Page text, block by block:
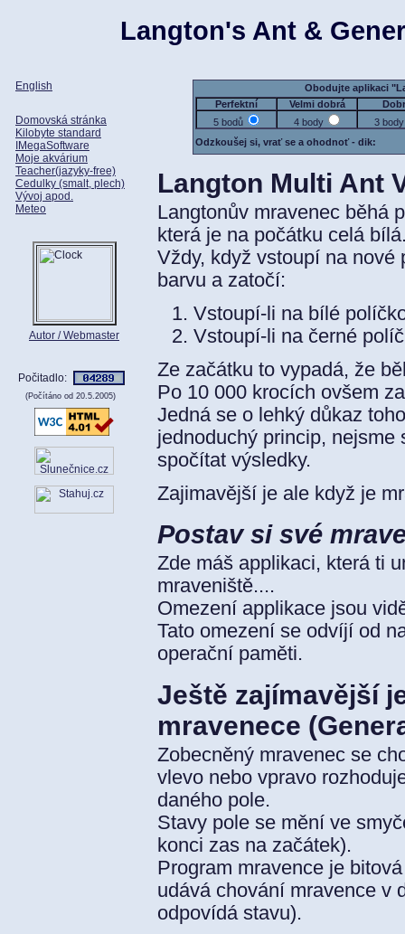
Langton's Ant &
English
Domovská stránka
Kilobyte standard
IMegaSoftware
Moje akvárium
Teacher(jazyky-free)
Cedulky (smalt, plech)
Vývoj apod.
Meteo
Autor / Webmaster
Počitadlo:
(Počítáno od 20.5.2005)
Obodujte aplikaci
Perfektní
Velmi dobrá
5 bodů
4 body
3 body
Odzkoušej si, vrať se a ohodnoť - dik:
Langton Multi Ant
Langtonův mravenec běhá
která je na počátku celá
Vždy, když vstoupí na nové
barvu a zatočí:
Vstoupí-li na bílé
Vstoupí-li na černé
Ze začátku to vypadá, že
Po 10 000 krocích ovšem
Jedná se o lehký důkaz
jednoduchý princip, nejsme
spočítat výsledky.
Zajimavější je ale když je
Postav si své
Zde máš applikaci, která ti
mraveniště....
Omezení applikace jsou
Tato omezení se odvíjí od
operační paměti.
Ještě zajímavější
mravenece
Zobecněný mravenec se
vlevo nebo vpravo
daného pole.
Stavy pole se mění ve
konci zas na začátek).
Program mravence je
udává chování mravence v
odpovídá stavu).